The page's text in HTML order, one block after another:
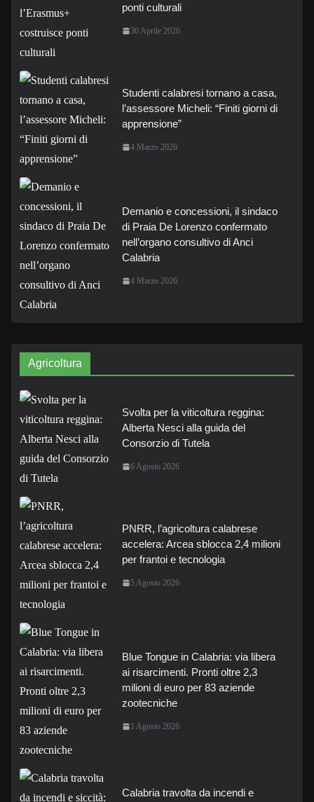
ponti culturali
30 Aprile 2026
Studenti calabresi tornano a casa,
l’assessore Micheli: “Finiti giorni di
apprensione”
4 Marzo 2026
Demanio e concessioni, il sindaco
di Praia De Lorenzo confermato
nell’organo consultivo di Anci
Calabria
4 Marzo 2026
Agricoltura
Svolta per la viticoltura reggina:
Alberta Nesci alla guida del
Consorzio di Tutela
6 Agosto 2026
PNRR, l’agricoltura calabrese
accelera: Arcea sblocca 2,4 milioni
per frantoi e tecnologia
5 Agosto 2026
Blue Tongue in Calabria: via libera
ai risarcimenti. Pronti oltre 2,3
milioni di euro per 83 aziende
zootecniche
1 Agosto 2026
Calabria travolta da incendi e